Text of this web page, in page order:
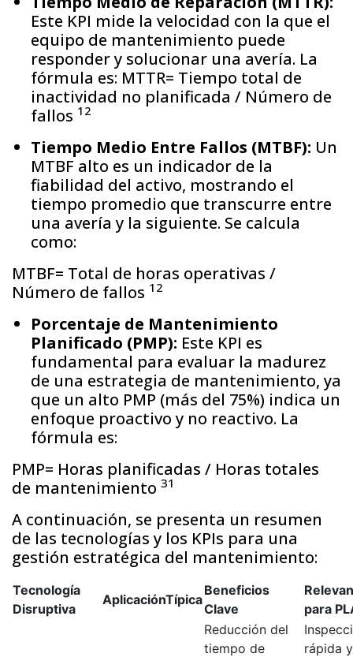
Este KPI mide la velocidad con la que el
equipo de mantenimiento puede
responder y solucionar una avería. La
fórmula es: MTTR= Tiempo total de
inactividad no planificada / Número de
fallos 12
Tiempo Medio Entre Fallos (MTBF): Un
MTBF alto es un indicador de la
fiabilidad del activo, mostrando el
tiempo promedio que transcurre entre
una avería y la siguiente. Se calcula
como:
MTBF= Total de horas operativas /
Número de fallos 12
Porcentaje de Mantenimiento
Planificado (PMP): Este KPI es
fundamental para evaluar la madurez
de una estrategia de mantenimiento, ya
que un alto PMP (más del 75%) indica un
enfoque proactivo y no reactivo. La
fórmula es:
PMP= Horas planificadas / Horas totales
de mantenimiento 31
A continuación, se presenta un resumen
de las tecnologías y los KPIs para una
gestión estratégica del mantenimiento:
Tecnología
Disruptiva
AplicaciónTípica
Beneficios
Clave
para
Reducción del
tiempo de
rápida y